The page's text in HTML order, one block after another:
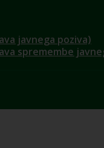
javnega poziva)
spremembe